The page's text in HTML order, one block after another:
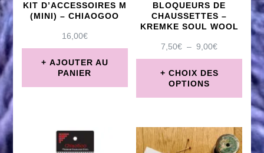
KIT D’ACCESSOIRES M
(MINI) – CHIAOGOO
16,00€
AJOUTER AU
PANIER
BLOQUEURS DE
CHAUSSETTES –
KREMKE SOUL WOOL
7,50€ – 9,00€PLAGE
DE
PRIX :
À
CHOIX DES
OPTIONS
produit
a